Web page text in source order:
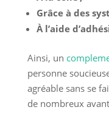
Grâce à des
À l’aide
Ainsi, un
personne
agréable sans se
de nombreux